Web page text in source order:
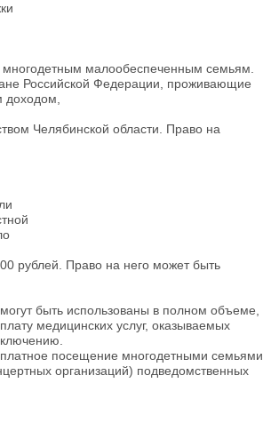
малообеспеченным семьям.
Российской Федерации, проживающие
доходом,
Челябинской области. Право на
рублей. Право на него может быть
быть использованы в полном объеме,
медицинских услуг, оказываемых
посещение многодетными семьями
организаций) подведомственных